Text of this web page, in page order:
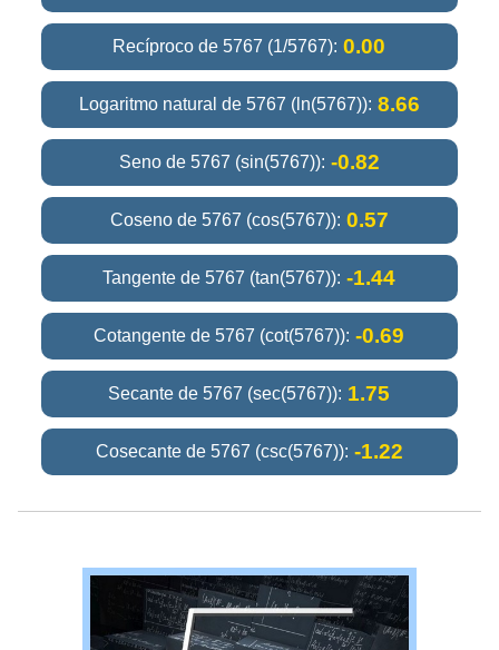
Recíproco de 5767 (1/5767): 0.00
Logaritmo natural de 5767 (ln(5767)): 8.66
Seno de 5767 (sin(5767)): -0.82
Coseno de 5767 (cos(5767)): 0.57
Tangente de 5767 (tan(5767)): -1.44
Cotangente de 5767 (cot(5767)): -0.69
Secante de 5767 (sec(5767)): 1.75
Cosecante de 5767 (csc(5767)): -1.22